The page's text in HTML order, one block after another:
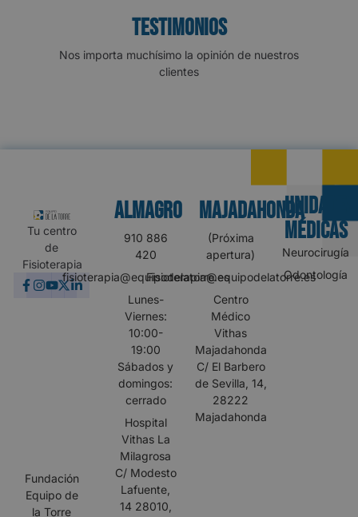
TESTIMONIOS
Nos importa muchísimo la opinión de nuestros
clientes
Tu centro
de
Fisioterapia
Fundación
Equipo de
la Torre
Almagro
910 886
420
fisioterapia@equipodelatorre.es
Lunes-
Viernes:
10:00-
19:00
Sábados y
domingos:
cerrado
Hospital
Vithas La
Milagrosa
C/ Modesto
Lafuente,
14 28010,
MAJADAHONDA
(Próxima
apertura)
Fisioterapia@equipodelatorre.es
Centro
Médico
Vithas
Majadahonda
C/ El Barbero
de Sevilla, 14,
28222
Majadahonda
UNIDADES
MÉDICAS
Neurocirugía
Odontología